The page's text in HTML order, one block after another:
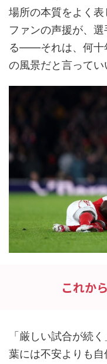
場所の本質をよく表
ファンの声援が、
る――それは、何十
の風景だと言ってい
これか
「厳しい試合が続
葉には不安よりも